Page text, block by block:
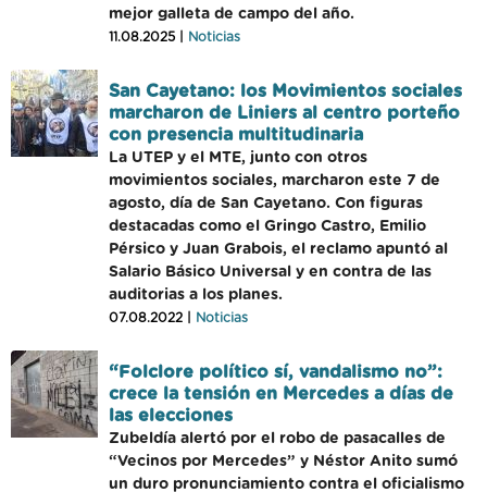
mejor galleta de campo del año.
11.08.2025 | Noticias
San Cayetano: los Movimientos sociales
marcharon de Liniers al centro porteño
con presencia multitudinaria
La UTEP y el MTE, junto con otros
movimientos sociales, marcharon este 7 de
agosto, día de San Cayetano. Con figuras
destacadas como el Gringo Castro, Emilio
Pérsico y Juan Grabois, el reclamo apuntó al
Salario Básico Universal y en contra de las
auditorias a los planes.
07.08.2022 | Noticias
“Folclore político sí, vandalismo no”:
crece la tensión en Mercedes a días de
las elecciones
Zubeldía alertó por el robo de pasacalles de
“Vecinos por Mercedes” y Néstor Anito sumó
un duro pronunciamiento contra el oficialismo